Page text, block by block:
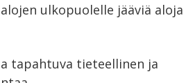
ulkopuolelle jääviä aloja
tapahtuva tieteellinen ja